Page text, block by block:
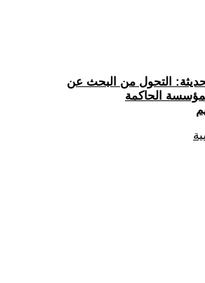
التحول من البحث عن
الحاكمة